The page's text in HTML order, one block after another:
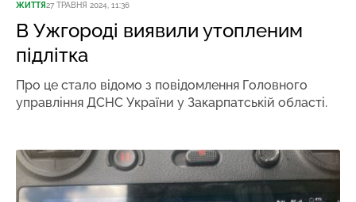
ЖИТТЯ27 ТРАВНЯ 2024, 11:36
В Ужгороді виявили утопленим
підлітка
Про це стало відомо з повідомлення Головного
управління ДСНС України у Закарпатській області.